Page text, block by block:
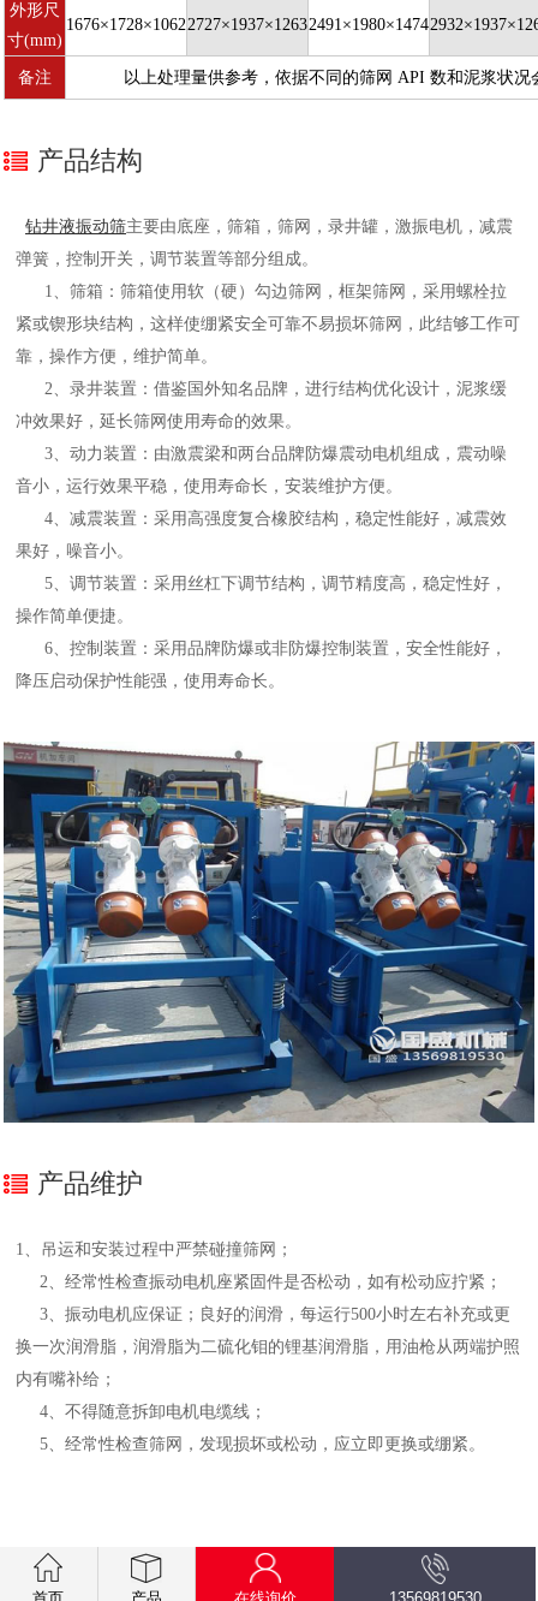
外形尺
寸(mm)
1676×1728×10622727×1937×12632491×1980×1474
备注 以上处理量供参考，依据不同的筛网 API 数和泥浆状况
产品结构
钻井液振动筛主要由底座，筛箱，筛网，录井罐，激振电机，减震
弹簧，控制开关，调节装置等部分组成。
1、筛箱：筛箱使用软（硬）勾边筛网，框架筛网，采用螺栓拉
紧或锲形块结构，这样使绷紧安全可靠不易损坏筛网，此结够工作可
靠，操作方便，维护简单。
2、录井装置：借鉴国外知名品牌，进行结构优化设计，泥浆缓
冲效果好，延长筛网使用寿命的效果。
3、动力装置：由激震梁和两台品牌防爆震动电机组成，震动噪
音小，运行效果平稳，使用寿命长，安装维护方便。
4、减震装置：采用高强度复合橡胶结构，稳定性能好，减震效
果好，噪音小。
5、调节装置：采用丝杠下调节结构，调节精度高，稳定性好，
操作简单便捷。
6、控制装置：采用品牌防爆或非防爆控制装置，安全性能好，
降压启动保护性能强，使用寿命长。
产品维护
1、吊运和安装过程中严禁碰撞筛网；
2、经常性检查振动电机座紧固件是否松动，如有松动应拧紧；
3、振动电机应保证；良好的润滑，每运行500小时左右补充或更
换一次润滑脂，润滑脂为二硫化钼的锂基润滑脂，用油枪从两端护照
内有嘴补给；
4、不得随意拆卸电机电缆线；
5、经常性检查筛网，发现损坏或松动，应立即更换或绷紧。
.getElementsByTagName("script")[0]; s.parentNode.insertBefore(bp,